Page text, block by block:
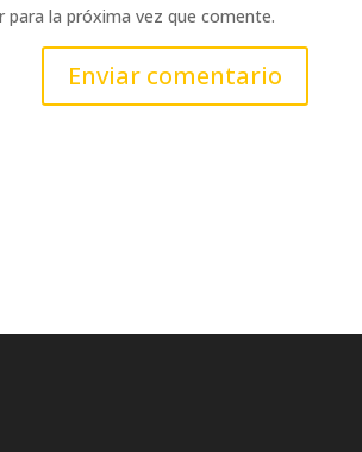
para la próxima vez que comente.